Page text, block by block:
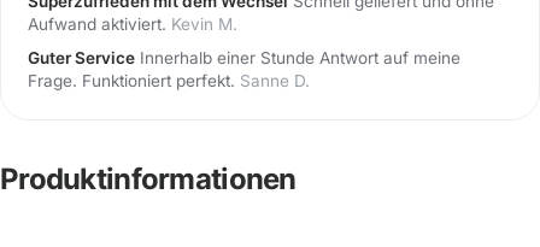
Aufwand aktiviert. Kevin M.
Guter Service Innerhalb einer Stunde Antwort auf meine
Frage. Funktioniert perfekt. Sanne D.
Produktinformationen